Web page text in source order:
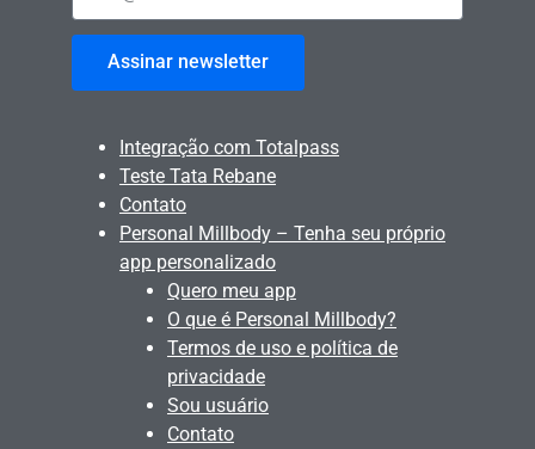
Assinar newsletter
Integração com Totalpass
Teste Tata Rebane
Contato
Personal Millbody – Tenha seu próprio
app personalizado
Quero meu app
O que é Personal Millbody?
Termos de uso e política de
privacidade
Sou usuário
Contato